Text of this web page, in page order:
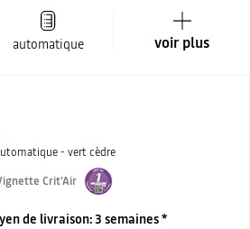
automatique voir plus
- vert cèdre
Crit'Air
de livraison: 3 semaines *